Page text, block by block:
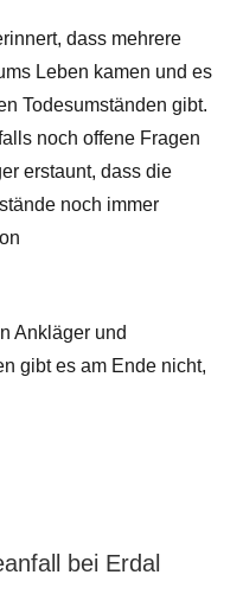
dass mehrere
Leben kamen und es
Todesumständen gibt.
noch offene Fragen
erstaunt, dass die
noch immer
Ankläger und
gibt es am Ende nicht,
bei Erdal